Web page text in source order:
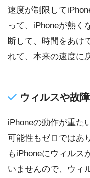
速度が制限して
って、iPhoneが熱く
断して、時間をあけ
れて、本来の速度に
ウィルスや故障
iPhoneの動作が重た
可能性もゼロではあ
もiPhoneにウィルス
いませんので、ウィ